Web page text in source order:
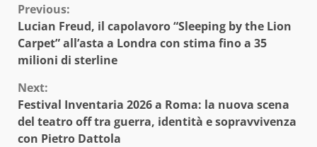
Continue
Reading
Previous:
Lucian Freud, il capolavoro “Sleeping by the Lion
Carpet” all’asta a Londra con stima fino a 35
milioni di sterline
Next:
Festival Inventaria 2026 a Roma: la nuova scena
del teatro off tra guerra, identità e sopravvivenza
con Pietro Dattola